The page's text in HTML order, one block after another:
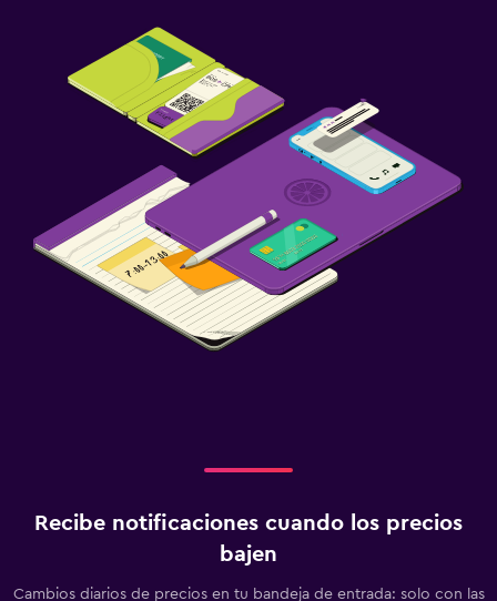
Recibe notificaciones cuando los precios
bajen
Cambios diarios de precios en tu bandeja de entrada: solo con las